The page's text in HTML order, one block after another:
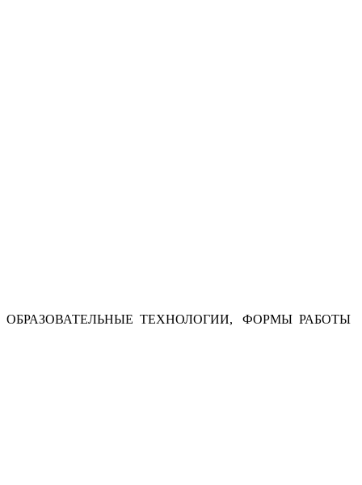
ОБРАЗОВАТЕЛЬНЫЕ ТЕХНОЛОГИИ, ФОРМЫ РАБОТЫ